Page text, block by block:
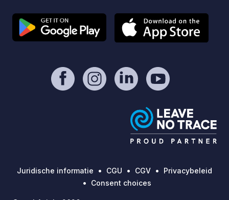
Juridische informatie CGU CGV
Privacybeleid
Consent choices